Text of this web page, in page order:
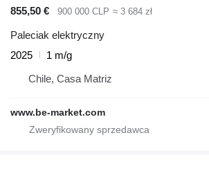
855,50 €
900 000 CLP ≈ 3 684 zł
Paleciak elektryczny
2025
1 m/g
Chile, Casa Matriz
www.be-market.com